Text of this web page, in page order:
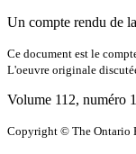
Un compte rendu de
Ce document est le
L'oeuvre originale
Volume 112, numéro
Copyright © The Ontario